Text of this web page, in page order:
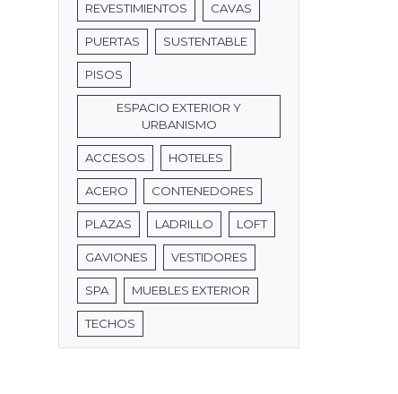
REVESTIMIENTOS CAVAS
PUERTAS SUSTENTABLE
PISOS
ESPACIO EXTERIOR Y
URBANISMO
ACCESOS HOTELES
ACERO CONTENEDORES
PLAZAS LADRILLO LOFT
GAVIONES VESTIDORES
SPA MUEBLES EXTERIOR
TECHOS